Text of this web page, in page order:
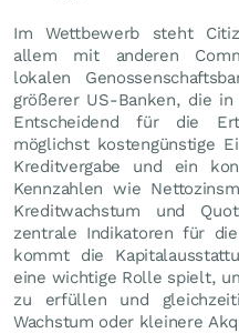
Im Wettbewerb steht
allem mit anderen
lokalen
größerer US-Banken, die
Entscheidend für die
möglichst kostengünstige
Kreditvergabe und ein
Kennzahlen wie
Kreditwachstum und
zentrale Indikatoren für
kommt die
eine wichtige Rolle spielt,
zu erfüllen und
Wachstum oder kleinere